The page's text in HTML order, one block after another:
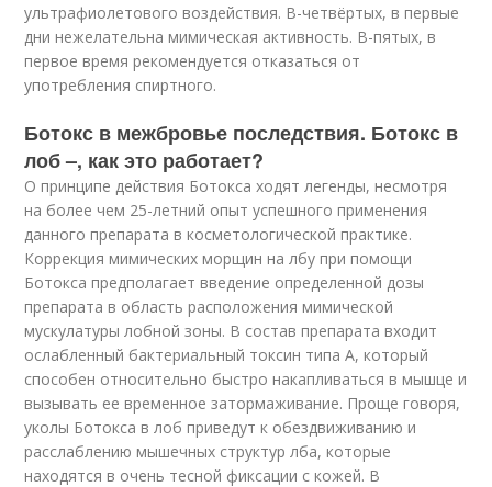
ультрафиолетового воздействия. В-четвёртых, в первые
дни нежелательна мимическая активность. В-пятых, в
первое время рекомендуется отказаться от
употребления спиртного.
Ботокс в межбровье последствия. Ботокс в
лоб –, как это работает?
О принципе действия Ботокса ходят легенды, несмотря
на более чем 25-летний опыт успешного применения
данного препарата в косметологической практике.
Коррекция мимических морщин на лбу при помощи
Ботокса предполагает введение определенной дозы
препарата в область расположения мимической
мускулатуры лобной зоны. В состав препарата входит
ослабленный бактериальный токсин типа А, который
способен относительно быстро накапливаться в мышце и
вызывать ее временное затормаживание. Проще говоря,
уколы Ботокса в лоб приведут к обездвиживанию и
расслаблению мышечных структур лба, которые
находятся в очень тесной фиксации с кожей. В